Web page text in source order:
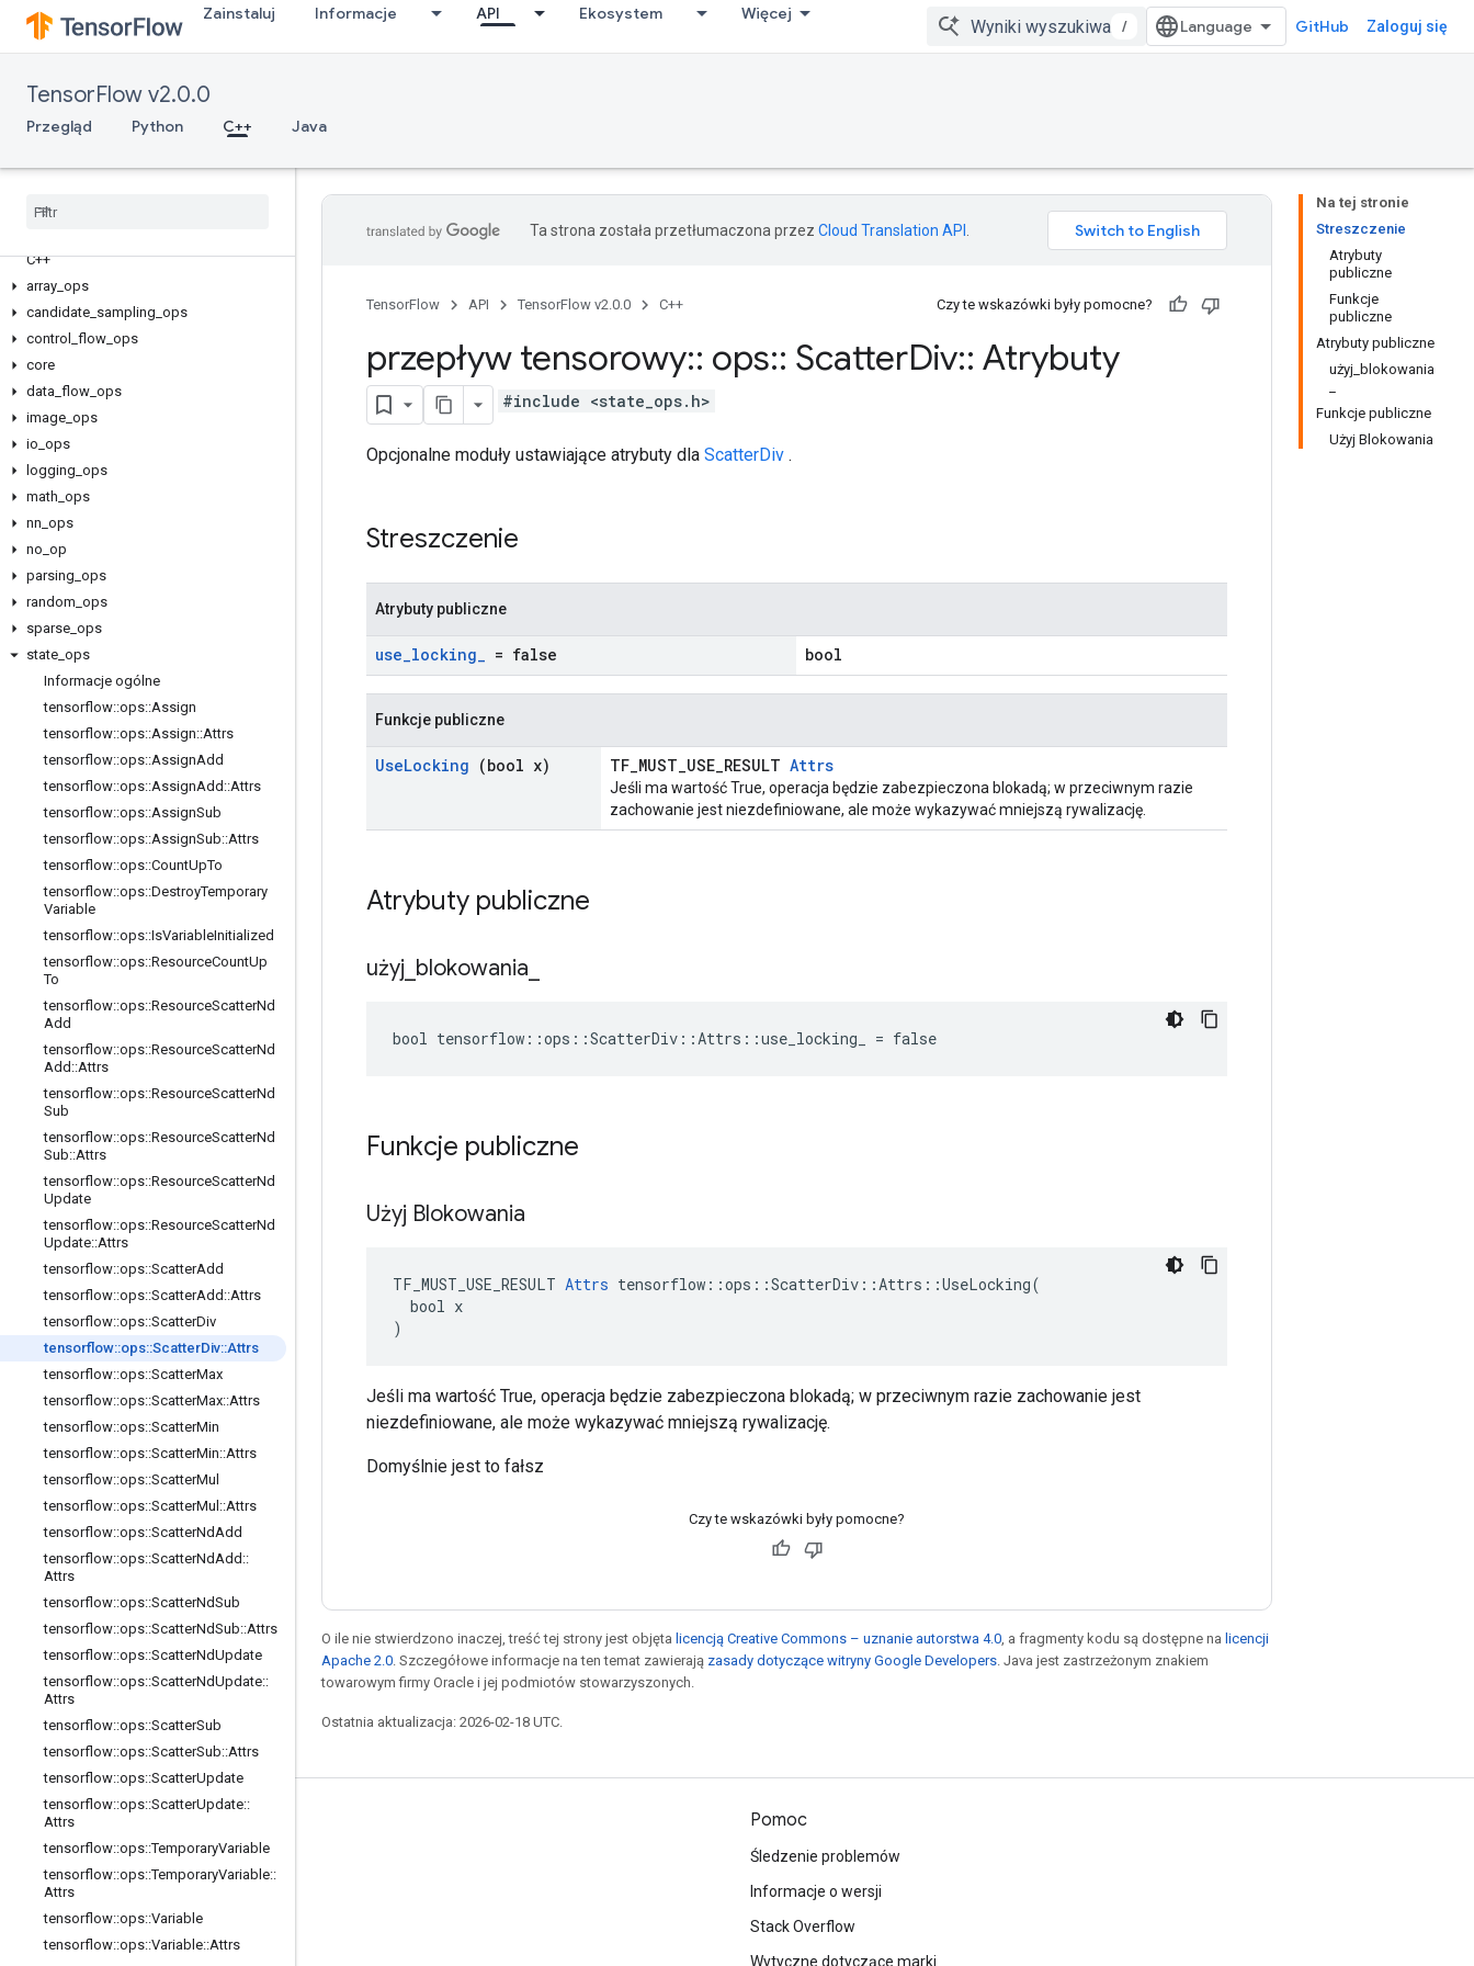
Zainstaluj Informacje API Ekosystem Więcej
/ GitHub Zaloguj się
TensorFlow v2.0.0
Przegląd Python C++ Java
C++
array ops
candidate sampling ops
control
flow ops
core
data flow ops
image ops
io ops
logging ops
math ops
nn ops
no op
parsing ops
random ops
sparse ops
state ops
Informacje ogólne
tensorflow::ops::Assign
tensorflow::ops::Assign::Attrs
tensorflow::ops::AssignAdd
tensorflow::ops::AssignAdd ::Attrs
tensorflow::ops::AssignSub
tensorflow::ops::AssignSub::Attrs
tensorflow::ops::CountUpTo
tensorflow::ops::DestroyTemporary
Variable
tensorflow::ops::IsVariableInitialized
tensorflow::ops::ResourceCountUp
To
tensorflow::ops::ResourceScatterNd
Add
tensorflow::ops::ResourceScatterNd
Add ::Attrs
tensorflow::ops::ResourceScatterNd
Sub
tensorflow::ops::ResourceScatterNd
Sub::Attrs
tensorflow::ops::ResourceScatterNd
Update
tensorflow::ops::ResourceScatterNd
Update::Attrs
tensorflow::ops::ScatterAdd
tensorflow::ops::ScatterAdd ::Attrs
tensorflow::ops::ScatterDiv
tensorflow::ops::ScatterDiv::Attrs
tensorflow::ops::ScatterMax
tensorflow::ops::ScatterMax::Attrs
tensorflow::ops::ScatterMin
tensorflow::ops::ScatterMin::Attrs
tensorflow::ops::ScatterMul
tensorflow::ops::ScatterMul ::Attrs
tensorflow::ops::ScatterNdAdd
tensorflow::ops::ScatterNdAdd ::
Attrs
tensorflow::ops::ScatterNdSub
tensorflow::ops::ScatterNdSub::Attrs
tensorflow::ops::ScatterNdUpdate
tensorflow::ops::ScatterNdUpdate::
Attrs
tensorflow::ops::ScatterSub
tensorflow::ops::ScatterSub::Attrs
tensorflow::ops::ScatterUpdate
tensorflow::ops::ScatterUpdate::
Attrs
tensorflow::ops::TemporaryVariable
tensorflow::ops::TemporaryVariable::
Attrs
tensorflow::ops::Variable
tensorflow::ops::Variable::Attrs
Na tej stronie
Streszczenie
Atrybuty
publiczne
Funkcje
publiczne
Atrybuty publiczne
użyj_blokowania
Funkcje publiczne
Użyj Blokowania
Ta strona została przetłumaczona przez Cloud Translation API
TensorFlow API TensorFlow v2.0.0 C++ Czy te wskazówki były pomocne?
przepływ tensorowy:: ops:: ScatterDiv:: Atrybuty
#include <state_ops.h>
Opcjonalne moduły ustawiające atrybuty dla ScatterDiv .
Streszczenie
Atrybuty publiczne
use_locking_ = false bool
Funkcje publiczne
UseLocking (bool x) TF_MUST_USE_RESULT Attrs
Jeśli ma wartość True, operacja będzie zabezpieczona blokadą; w przeciwnym razie
zachowanie jest niezdefiniowane, ale może wykazywać mniejszą rywalizację.
Atrybuty publiczne
użyj blokowania
bool tensorflow::ops::ScatterDiv::Attrs::use_locking_ = false
Funkcje publiczne
Użyj Blokowania
TF_MUST_USE_RESULT Attrs tensorflow::ops::ScatterDiv::Attrs::UseLocking(
  bool x
)
Jeśli ma wartość True, operacja będzie zabezpieczona blokadą; w przeciwnym razie zachowanie jest
niezdefiniowane, ale może wykazywać mniejszą rywalizację.
Domyślnie jest to fałsz
Czy te wskazówki były pomocne?
O ile nie stwierdzono inaczej, treść tej strony jest objęta licencją Creative Commons – uznanie autorstwa 4.0 , a fragmenty kodu są dostępne na licencji
Apache 2.0 . Szczegółowe informacje na ten temat zawierają zasady dotyczące witryny Google Developers . Java jest zastrzeżonym znakiem
towarowym firmy Oracle i jej podmiotów stowarzyszonych.
Ostatnia aktualizacja: 2026-02-18 UTC.
Pozostawaj w kontakcie
Blog
Forum
GitHub
Pomoc
Śledzenie problemów
Informacje o wersji
Stack Overflow
Wytyczne dotyczące marki